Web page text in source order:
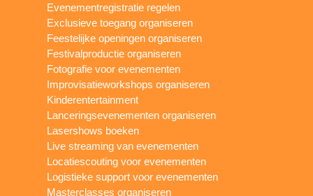
Evenementregistratie regelen
Exclusieve toegang organiseren
Feestelijke openingen organiseren
Festivalproductie organiseren
Fotografie voor evenementen
Improvisatieworkshops organiseren
Kinderentertainment
Lanceringsevenementen organiseren
Lasershows boeken
Live streaming van evenementen
Locatiescouting voor evenementen
Logistieke support voor evenementen
Masterclasses organiseren